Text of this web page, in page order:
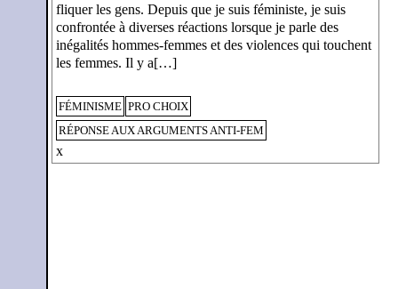
fliquer les gens. Depuis que je suis féministe, je suis
confrontée à diverses réactions lorsque je parle des
inégalités hommes-femmes et des violences qui touchent
les femmes. Il y a[…]
FÉMINISME PRO CHOIX
RÉPONSE AUX ARGUMENTS ANTI-FEM
x